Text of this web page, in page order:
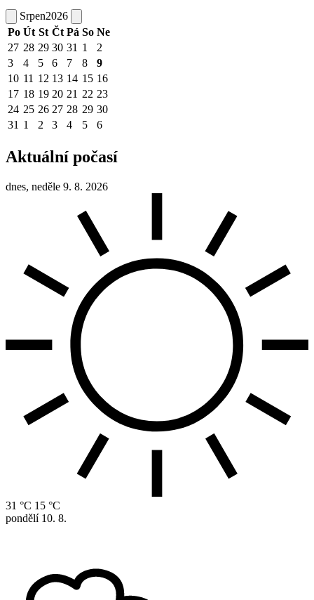
Srpen2026
Po Út St Čt Pá So Ne
27 28 29 30 31 1
2
3
4 5 6 7 8
9
10 11 12 13 14 15 16
17 18 19 20 21 22 23
24 25 26 27 28 29 30
31 1 2 3 4 5 6
Aktuální počasí
dnes, neděle 9. 8. 2026
31 °C 15 °C
pondělí 10. 8.